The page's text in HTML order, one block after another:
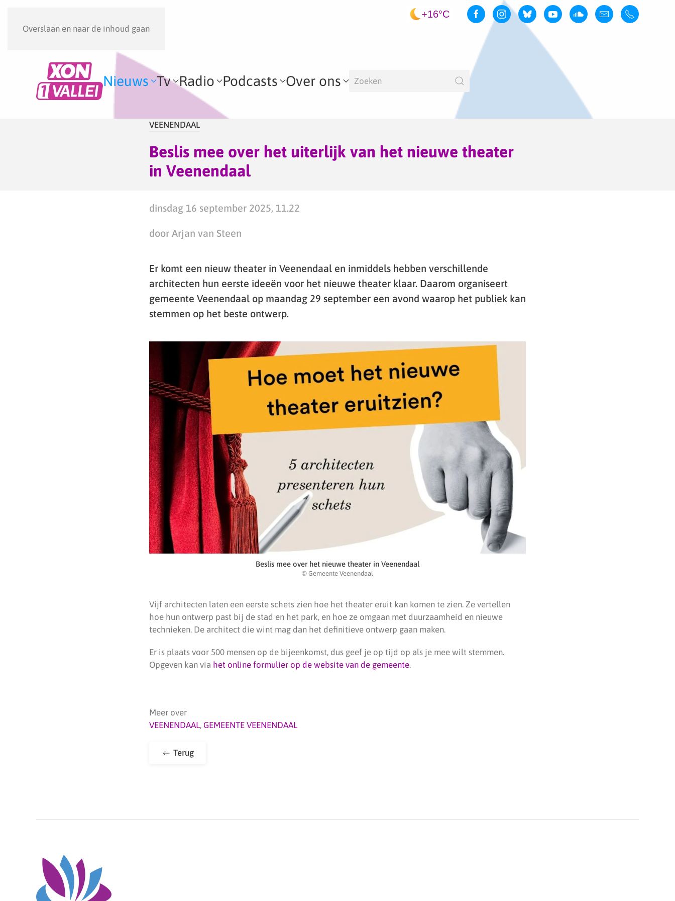
Overslaan en naar de inhoud gaan
+16°C
Nieuws Tv Radio Podcasts Over ons
VEENENDAAL
Beslis mee over het uiterlijk van het nieuwe theater
in Veenendaal
dinsdag 16 september 2025, 11.22
door Arjan van Steen
Er komt een nieuw theater in Veenendaal en inmiddels hebben verschillende
architecten hun eerste ideeën voor het nieuwe theater klaar. Daarom organiseert
gemeente Veenendaal op maandag 29 september een avond waarop het publiek kan
stemmen op het beste ontwerp.
Beslis mee over het nieuwe theater in Veenendaal
© Gemeente Veenendaal
Vijf architecten laten een eerste schets zien hoe het theater eruit kan komen te zien. Ze vertellen
hoe hun ontwerp past bij de stad en het park, en hoe ze omgaan met duurzaamheid en nieuwe
technieken. De architect die wint mag dan het definitieve ontwerp gaan maken.
Er is plaats voor 500 mensen op de bijeenkomst, dus geef je op tijd op als je mee wilt stemmen.
Opgeven kan via het online formulier op de website van de gemeente.
Meer over
VEENENDAAL, GEMEENTE VEENENDAAL
Terug